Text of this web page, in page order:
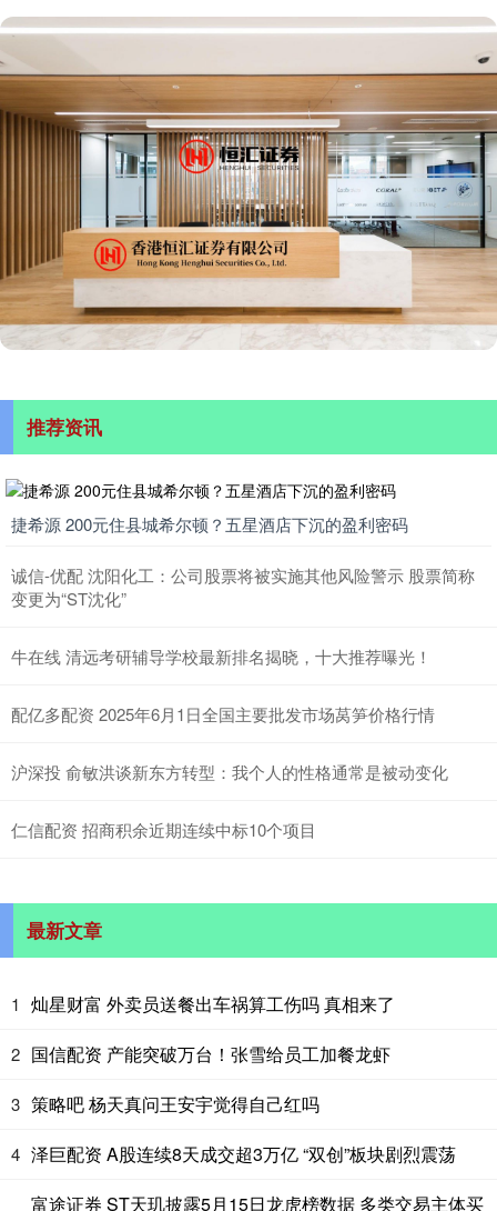
推荐资讯
捷希源 200元住县城希尔顿？五星酒店下沉的盈利密码
诚信-优配 沈阳化工：公司股票将被实施其他风险警示 股票简称
变更为“ST沈化”
牛在线 清远考研辅导学校最新排名揭晓，十大推荐曝光！
配亿多配资 2025年6月1日全国主要批发市场莴笋价格行情
沪深投 俞敏洪谈新东方转型：我个人的性格通常是被动变化
仁信配资 招商积余近期连续中标10个项目
最新文章
1 灿星财富 外卖员送餐出车祸算工伤吗 真相来了
2 国信配资 产能突破万台！张雪给员工加餐龙虾
3 策略吧 杨天真问王安宇觉得自己红吗
4 泽巨配资 A股连续8天成交超3万亿 “双创”板块剧烈震荡
富途证券 ST天玑披露5月15日龙虎榜数据 多类交易主体买